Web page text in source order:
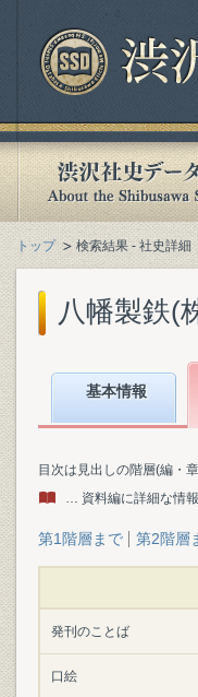
トップ 検索結果 - 社史詳細
八幡製鉄(
基本情報
目次は見出しの階層(編・
… 資料編に詳細な情報
第1階層まで 第2階層
発刊のことば
口絵